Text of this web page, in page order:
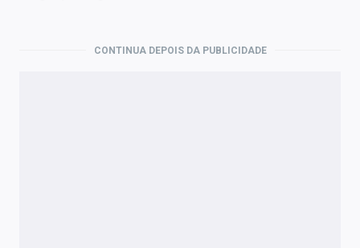
CONTINUA DEPOIS DA PUBLICIDADE